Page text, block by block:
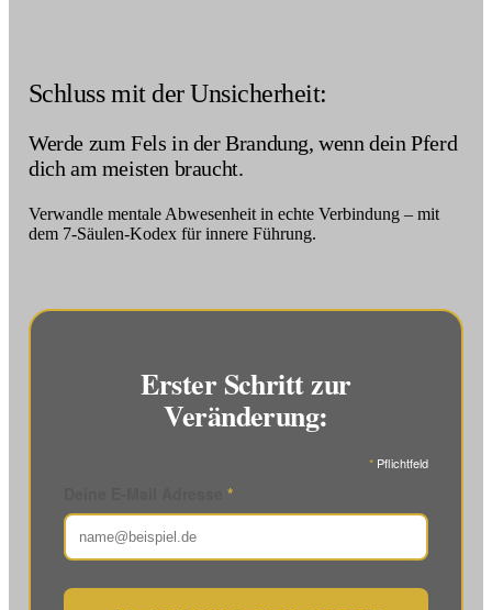
Schluss mit der Unsicherheit:
Werde zum Fels in der Brandung, wenn dein Pferd
dich am meisten braucht.
Verwandle mentale Abwesenheit in echte Verbindung – mit
dem 7-Säulen-Kodex für innere Führung.
Erster Schritt zur
Veränderung:
* Pflichtfeld
*